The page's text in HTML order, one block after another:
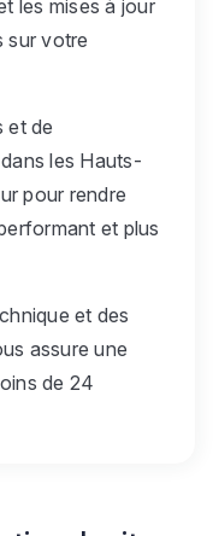
les mises à jour
sur votre
et de
dans les Hauts-
pour rendre
et plus
et des
assure une
de 24